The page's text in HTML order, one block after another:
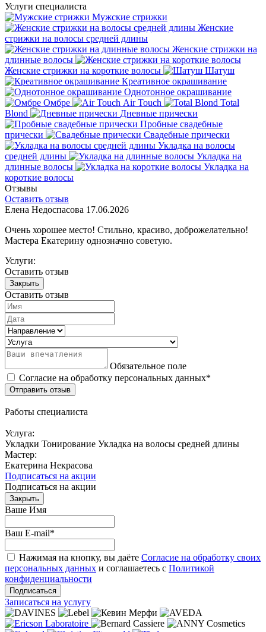
Услуги специалиста
Мужские стрижки
Женские
стрижки на волосы средней длины
Женские стрижки на
длинные волосы
Женские стрижки на короткие волосы
Шатуш
Креативное окрашивание
Однотонное окрашивание
Омбре
Air Touch
Total
Blond
Дневные прически
Пробные свадебные
прически
Свадебные прически
Укладка на волосы
средней длины
Укладка на
длинные волосы
Укладка на
короткие волосы
Отзывы
Оставить отзыв
Елена Недоспасова 17.06.2026
Очень хорошее место! Стильно, красиво, доброжелательно!
Мастера Екатерину однозначно советую.
Услуги:
Оставить отзыв
Закрыть
Оставить отзыв
Обязательное поле
Согласие на обработку персональных данных*
Отправить отзыв
Работы специалиста
Услуга:
Укладки Тонирование Укладка на волосы средней длины
Мастер:
Екатерина Некрасова
Подписаться на акции
Подписаться на акции
Закрыть
Ваше Имя
Ваш E-mail*
Нажимая на кнопку, вы даёте Согласие на обработку своих
персональных данных и соглашаетесь с Политикой
конфиденциальности
Подписаться
Записаться на услугу